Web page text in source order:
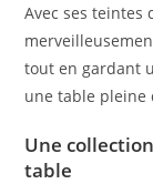
Avec ses teintes
tout en gardant
une table pleine
Une
table